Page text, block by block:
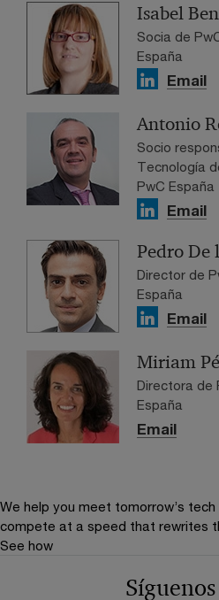
Isabel
Socia de
España
Email
Antonio
Socio
Tecnología
PwC España
Email
Pedro De
Director de
España
Email
Miriam
Directora de
España
Email
We help you meet tomorrow’s
compete at a speed that rewrites
See how